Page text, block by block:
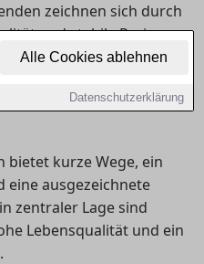
Alle Cookies ablehnen
Datenschutzerklärung
zeichnen sich durch
und stabile Preise
zentral und
kurze Wege, ein
eine ausgezeichnete
zentraler Lage sind
Lebensqualität und ein